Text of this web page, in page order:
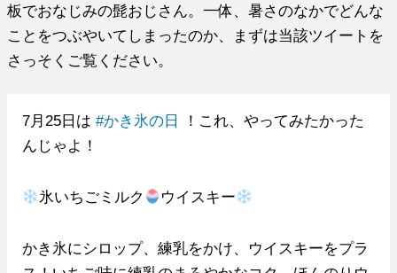
板でおなじみの髭おじさん。一体、暑さのなかでどんな
ことをつぶやいてしまったのか、まずは当該ツイートを
さっそくご覧ください。
7月25日は #かき氷の日
！これ、やってみたかった
んじゃよ！
氷いちごミルク ウイスキー
かき氷にシロップ、練乳をかけ、ウイスキーをプラ